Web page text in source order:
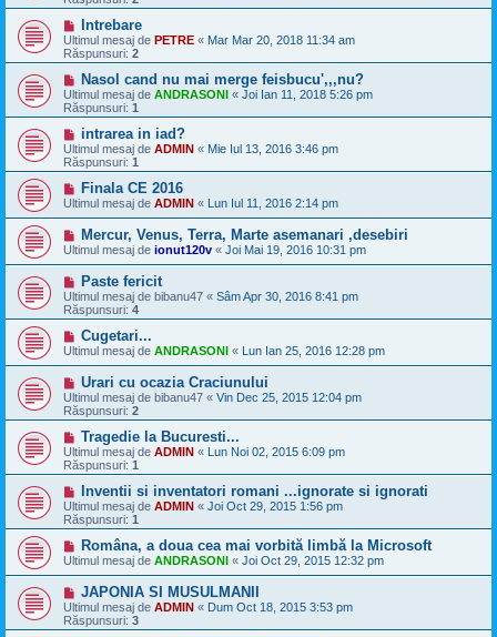
Intrebare
Ultimul mesaj de PETRE « Mar Mar 20, 2018 11:34 am
Răspunsuri: 2
Nasol cand nu mai merge feisbucu',,,nu?
Ultimul mesaj de ANDRASONI « Joi Ian 11, 2018 5:26 pm
Răspunsuri: 1
intrarea in iad?
Ultimul mesaj de ADMIN « Mie Iul 13, 2016 3:46 pm
Răspunsuri: 1
Finala CE 2016
Ultimul mesaj de ADMIN « Lun Iul 11, 2016 2:14 pm
Mercur, Venus, Terra, Marte asemanari ,desebiri
Ultimul mesaj de ionut120v « Joi Mai 19, 2016 10:31 pm
Paste fericit
Ultimul mesaj de bibanu47 « Sâm Apr 30, 2016 8:41 pm
Răspunsuri: 4
Cugetari...
Ultimul mesaj de ANDRASONI « Lun Ian 25, 2016 12:28 pm
Urari cu ocazia Craciunului
Ultimul mesaj de bibanu47 « Vin Dec 25, 2015 12:04 pm
Răspunsuri: 2
Tragedie la Bucuresti...
Ultimul mesaj de ADMIN « Lun Noi 02, 2015 6:09 pm
Răspunsuri: 1
Inventii si inventatori romani ...ignorate si ignorati
Ultimul mesaj de ADMIN « Joi Oct 29, 2015 1:56 pm
Răspunsuri: 1
Româna, a doua cea mai vorbită limbă la Microsoft
Ultimul mesaj de ANDRASONI « Joi Oct 29, 2015 12:32 pm
JAPONIA SI MUSULMANII
Ultimul mesaj de ADMIN « Dum Oct 18, 2015 3:53 pm
Răspunsuri: 3